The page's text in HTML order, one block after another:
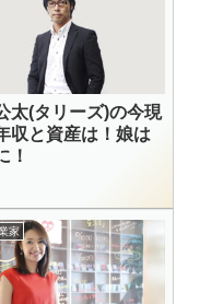
太(タリーズ)の今現
収と資産は！娘は
！
家